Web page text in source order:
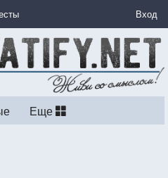
Вход
Еще